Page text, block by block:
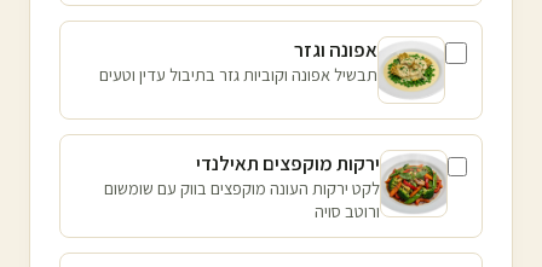
אפונה וגזר
תבשיל אפונה וקוביות גזר בתיבול עדין וטעים
ירקות מוקפצים תאילנדי
לקט ירקות העונה מוקפצים בווק עם שומשום
ורוטב סויה